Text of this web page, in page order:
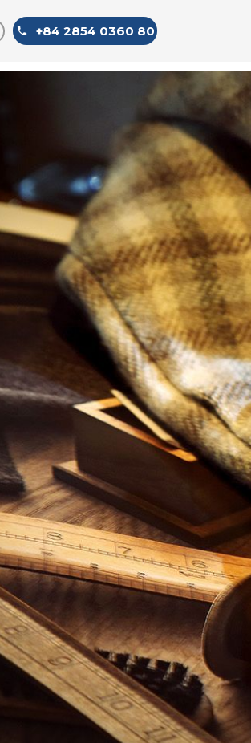
MÃI
+84 2854 0360 80